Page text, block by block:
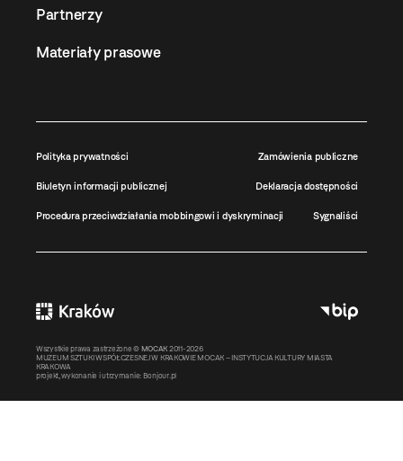
Partnerzy
Materiały prasowe
Polityka prywatności Zamówienia publiczne
Biuletyn informacji publicznej Deklaracja dostępności
Procedura przeciwdziałania mobbingowi i dyskryminacji Sygnaliści
Wszystkie prawa zastrzeżone © MOCAK 2011-2026
MUZEUM SZTUKI WSPÓŁCZESNEJ W KRAKOWIE MOCAK – INSTYTUCJA KULTURY MIASTA
KRAKOWA
projekt, wykonanie i utrzymanie: Bonjour.pl